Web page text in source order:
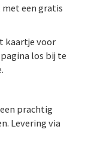
een gratis
kaartje voor
los bij te
prachtig
Levering via